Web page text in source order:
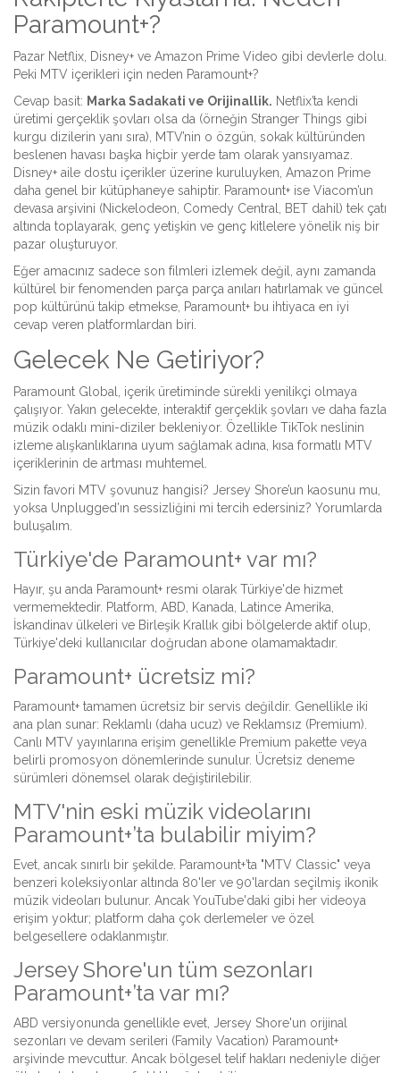
Paramount+?
Pazar Netflix, Disney+ ve Amazon Prime Video gibi devlerle dolu.
Peki MTV içerikleri için neden Paramount+?
Cevap basit: Marka Sadakati ve Orijinallik. Netflix’ta kendi
üretimi gerçeklik şovları olsa da (örneğin Stranger Things gibi
kurgu dizilerin yanı sıra), MTV’nin o özgün, sokak kültüründen
beslenen havası başka hiçbir yerde tam olarak yansıyamaz.
Disney+ aile dostu içerikler üzerine kuruluyken, Amazon Prime
daha genel bir kütüphaneye sahiptir. Paramount+ ise Viacom’un
devasa arşivini (Nickelodeon, Comedy Central, BET dahil) tek çatı
altında toplayarak, genç yetişkin ve genç kitlelere yönelik niş bir
pazar oluşturuyor.
Eğer amacınız sadece son filmleri izlemek değil, aynı zamanda
kültürel bir fenomenden parça parça anıları hatırlamak ve güncel
pop kültürünü takip etmekse, Paramount+ bu ihtiyaca en iyi
cevap veren platformlardan biri.
Gelecek Ne Getiriyor?
Paramount Global, içerik üretiminde sürekli yenilikçi olmaya
çalışıyor. Yakın gelecekte, interaktif gerçeklik şovları ve daha fazla
müzik odaklı mini-diziler bekleniyor. Özellikle TikTok neslinin
izleme alışkanlıklarına uyum sağlamak adına, kısa formatlı MTV
içeriklerinin de artması muhtemel.
Sizin favori MTV şovunuz hangisi? Jersey Shore’un kaosunu mu,
yoksa Unplugged’ın sessizliğini mi tercih edersiniz? Yorumlarda
buluşalım.
Türkiye'de Paramount+ var mı?
Hayır, şu anda Paramount+ resmi olarak Türkiye'de hizmet
vermemektedir. Platform, ABD, Kanada, Latince Amerika,
İskandinav ülkeleri ve Birleşik Krallık gibi bölgelerde aktif olup,
Türkiye'deki kullanıcılar doğrudan abone olamamaktadır.
Paramount+ ücretsiz mi?
Paramount+ tamamen ücretsiz bir servis değildir. Genellikle iki
ana plan sunar: Reklamlı (daha ucuz) ve Reklamsız (Premium).
Canlı MTV yayınlarına erişim genellikle Premium pakette veya
belirli promosyon dönemlerinde sunulur. Ücretsiz deneme
sürümleri dönemsel olarak değiştirilebilir.
MTV'nin eski müzik videolarını
Paramount+’ta bulabilir miyim?
Evet, ancak sınırlı bir şekilde. Paramount+’ta "MTV Classic" veya
benzeri koleksiyonlar altında 80'ler ve 90'lardan seçilmiş ikonik
müzik videoları bulunur. Ancak YouTube'daki gibi her videoya
erişim yoktur; platform daha çok derlemeler ve özel
belgesellere odaklanmıştır.
Jersey Shore'un tüm sezonları
Paramount+’ta var mı?
ABD versiyonunda genellikle evet, Jersey Shore'un orijinal
sezonları ve devam serileri (Family Vacation) Paramount+
arşivinde mevcuttur. Ancak bölgesel telif hakları nedeniyle diğer